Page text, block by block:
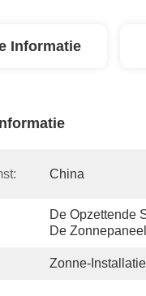
Informatie
China
De Opzettende
De
Zonne-Installatie